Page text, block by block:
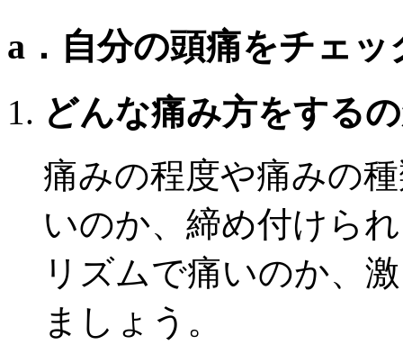
a．自分の頭痛をチェ
どんな痛み方をする
痛みの程度や痛みの
いのか、締め付けら
リズムで痛いのか、
ましょう。